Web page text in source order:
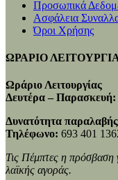
Προσωπικά
Ασφάλεια
Όροι Χρήσης
ΩΡΑΡΙΟ
Ωράριο Λειτουργίας
Δευτέρα – Παρασκευή:
Δυνατότητα
Τηλέφωνο: 693 401
Τις Πέμπτες η πρόσβαση
λαϊκής αγοράς.